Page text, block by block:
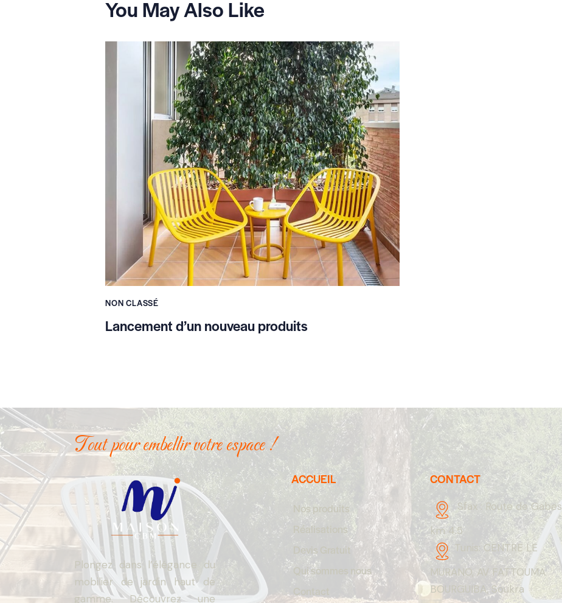
You May Also Like
NON CLASSÉ
Lancement d’un nouveau produits
Tout pour embellir votre espace !
Plongez dans l’élégance du
mobilier de jardin haut de
gamme. Découvrez une
ACCUEIL
Nos produits
Réalisations
Devis Gratuit
Qui sommes nous
Contact
CONTACT
Sfax : Route de Gabes
km 4.5
Tunis: CENTRE LE
MURANO, AV FATTOUMA
BOURGUIBA, Soukra